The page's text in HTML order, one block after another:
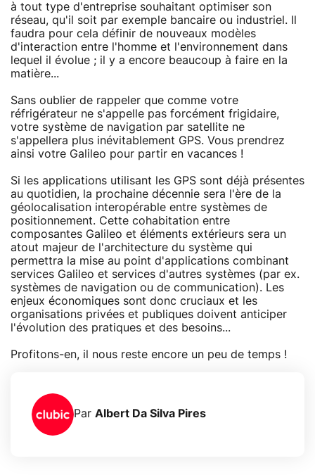
à tout type d'entreprise souhaitant optimiser son
réseau, qu'il soit par exemple bancaire ou industriel. Il
faudra pour cela définir de nouveaux modèles
d'interaction entre l'homme et l'environnement dans
lequel il évolue ; il y a encore beaucoup à faire en la
matière...
Sans oublier de rappeler que comme votre
réfrigérateur ne s'appelle pas forcément frigidaire,
votre système de navigation par satellite ne
s'appellera plus inévitablement GPS. Vous prendrez
ainsi votre Galileo pour partir en vacances !
Si les applications utilisant les GPS sont déjà présentes
au quotidien, la prochaine décennie sera l'ère de la
géolocalisation interopérable entre systèmes de
positionnement. Cette cohabitation entre
composantes Galileo et éléments extérieurs sera un
atout majeur de l'architecture du système qui
permettra la mise au point d'applications combinant
services Galileo et services d'autres systèmes (par ex.
systèmes de navigation ou de communication). Les
enjeux économiques sont donc cruciaux et les
organisations privées et publiques doivent anticiper
l'évolution des pratiques et des besoins...
Profitons-en, il nous reste encore un peu de temps !
Par Albert Da Silva Pires